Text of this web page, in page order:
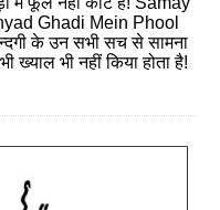
Ghadi Mein Phool
के उन सभी सच से सामना
भी नहीं किया होता है!